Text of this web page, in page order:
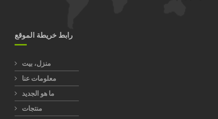
رابط خريطة الموقع
منزل، بيت
معلومات عنا
ما هو الجديد
منتجات